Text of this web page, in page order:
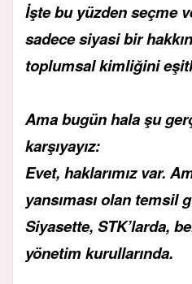
İşte bu yüzden seçme
sadece siyasi bir
toplumsal kimliğini
Ama bugün hala şu
karşıyayız:
Evet, haklarımız var.
yansıması olan temsil
Siyasette, STK’larda,
yönetim kurullarında.